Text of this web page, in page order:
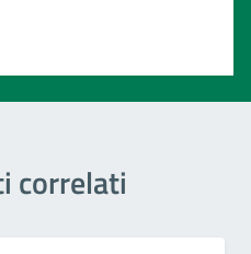
correlati